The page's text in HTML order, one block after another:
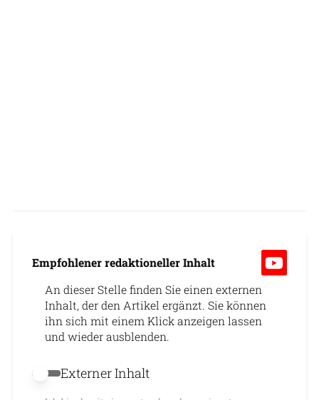
Empfohlener redaktioneller Inhalt
An dieser Stelle finden Sie einen externen
Inhalt, der den Artikel ergänzt. Sie können
ihn sich mit einem Klick anzeigen lassen
und wieder ausblenden.
Externer Inhalt erlauben
Externer Inhalt